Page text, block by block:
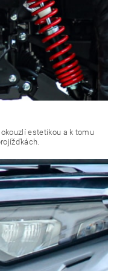
estetikou a k tomu